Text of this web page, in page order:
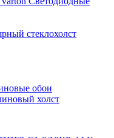
стеклохолст
обои
холст